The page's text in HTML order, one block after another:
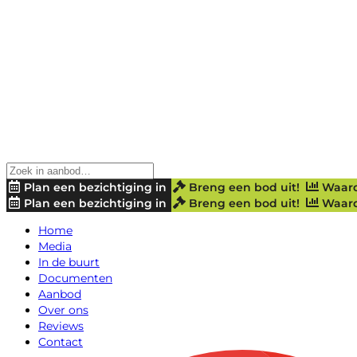
Plan een bezichtiging in Breng een bod uit!
Plan een bezichtiging in
Breng een bod uit!
Home
Media
In de buurt
Documenten
Aanbod
Over ons
Reviews
Contact